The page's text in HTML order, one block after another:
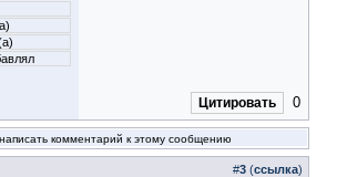
Цитировать 0
комментарий к этому сообщению
#3 (ссылка)